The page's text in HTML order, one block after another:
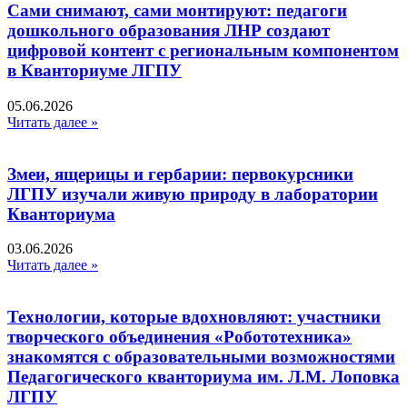
Сами снимают, сами монтируют: педагоги
дошкольного образования ЛНР создают
цифровой контент с региональным компонентом
в Кванториуме ЛГПУ​
05.06.2026
Читать далее »
Змеи, ящерицы и гербарии: первокурсники
ЛГПУ изучали живую природу в лаборатории
Кванториума
03.06.2026
Читать далее »
Технологии, которые вдохновляют: участники
творческого объединения «Робототехника»
знакомятся с образовательными возможностями
Педагогического кванториума им. Л.М. Лоповка
ЛГПУ